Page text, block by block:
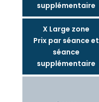
supplémentaire
X Large zone
Prix par séance et
séance
supplémentaire